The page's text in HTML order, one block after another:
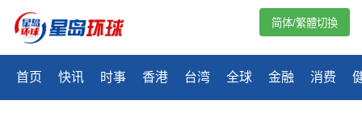
首页 快讯 时事 香港 台湾 全球 金融 消费
简体/繁體切換